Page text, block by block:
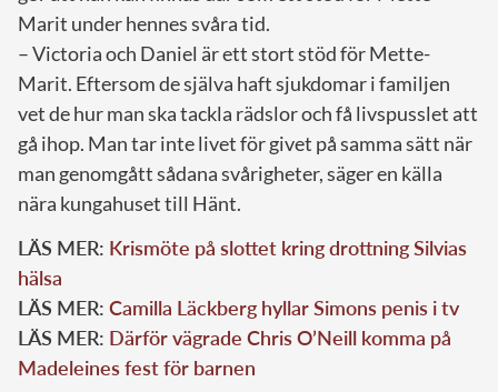
Marit under hennes svåra tid.
– Victoria och Daniel är ett stort stöd för Mette-
Marit. Eftersom de själva haft sjukdomar i familjen
vet de hur man ska tackla rädslor och få livspusslet att
gå ihop. Man tar inte livet för givet på samma sätt när
man genomgått sådana svårigheter, säger en källa
nära kungahuset till Hänt.
LÄS MER: Krismöte på slottet kring drottning Silvias
hälsa
LÄS MER: Camilla Läckberg hyllar Simons penis i tv
LÄS MER: Därför vägrade Chris O’Neill komma på
Madeleines fest för barnen